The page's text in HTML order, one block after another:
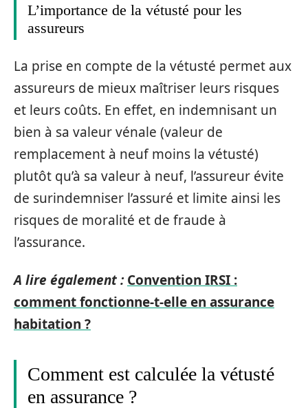
L’importance de la vétusté pour les
assureurs
La prise en compte de la vétusté permet aux
assureurs de mieux maîtriser leurs risques
et leurs coûts. En effet, en indemnisant un
bien à sa valeur vénale (valeur de
remplacement à neuf moins la vétusté)
plutôt qu’à sa valeur à neuf, l’assureur évite
de surindemniser l’assuré et limite ainsi les
risques de moralité et de fraude à
l’assurance.
A lire également : Convention IRSI :
comment fonctionne-t-elle en assurance
habitation ?
Comment est calculée la vétusté
en assurance ?